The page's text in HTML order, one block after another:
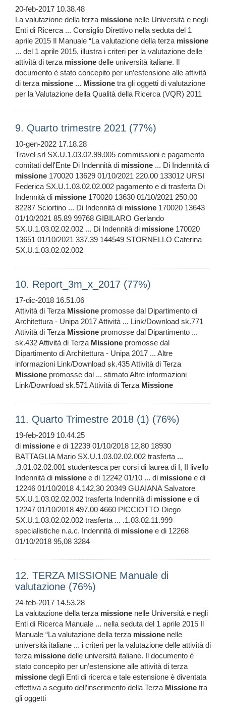
20-feb-2017 10.38.48
La valutazione della terza missione nelle Università e negli
Enti di Ricerca ... Consiglio Direttivo nella seduta del 1
aprile 2015 Il Manuale “La valutazione della terza missione
... del 1 aprile 2015, illustra i criteri per la valutazione delle
attività di terza missione delle università italiane. Il
documento è stato concepito per un’estensione alle attività
di terza missione ... Missione tra gli oggetti di valutazione
per la Valutazione della Qualità della Ricerca (VQR) 2011
9. Quarto trimestre 2021 (77%)
10-gen-2022 17.18.28
Travel srl SX.U.1.03.02.99.005 commissioni e pagamento
comitati dell'Ente Di Indennità di missione ... Di Indennità di
missione 170020 13629 01/10/2021 220.00 133012 URSI
Federica SX.U.1.03.02.02.002 pagamento e di trasferta Di
Indennità di missione 170020 13630 01/10/2021 250.00
82287 Sciortino ... Di Indennità di missione 170020 13643
01/10/2021 85.89 99768 GIBILARO Gerlando
SX.U.1.03.02.02.002 ... Di Indennità di missione 170020
13651 01/10/2021 337.39 144549 STORNELLO Caterina
SX.U.1.03.02.02.002
10. Report_3m_x_2017 (77%)
17-dic-2018 16.51.06
Attività di Terza Missione promosse dal Dipartimento di
Architettura - Unipa 2017 Attività ... Link/Download sk.771
Attività di Terza Missione promosse dal Dipartimento ...
sk.432 Attività di Terza Missione promosse dal
Dipartimento di Architettura - Unipa 2017 ... Altre
informazioni Link/Download sk.435 Attività di Terza
Missione promosse dal ... stimato Altre informazioni
Link/Download sk.571 Attività di Terza Missione
11. Quarto Trimestre 2018 (1) (76%)
19-feb-2019 10.44.25
di missione e di 12239 01/10/2018 12,80 18930
BATTAGLIA Mario SX.U.1.03.02.02.002 trasferta ...
.3.01.02.02.001 studentesca per corsi di laurea di I, II livello
Indennità di missione e di 12242 01/10 ... di missione e di
12246 01/10/2018 4.142,30 20349 GUAIANA Salvatore
SX.U.1.03.02.02.002 trasferta Indennità di missione e di
12247 01/10/2018 497,00 4660 PICCIOTTO Diego
SX.U.1.03.02.02.002 trasferta ... .1.03.02.11.999
specialistiche n.a.c. Indennità di missione e di 12268
01/10/2018 95,08 3284
12. TERZA MISSIONE Manuale di
valutazione (76%)
24-feb-2017 14.53.28
La valutazione della terza missione nelle Università e negli
Enti di Ricerca Manuale ... nella seduta del 1 aprile 2015 Il
Manuale “La valutazione della terza missione nelle
università italiane ... i criteri per la valutazione delle attività di
terza missione delle università italiane. Il documento è
stato concepito per un’estensione alle attività di terza
missione degli Enti di ricerca e tale estensione è diventata
effettiva a seguito dell’inserimento della Terza Missione tra
gli oggetti